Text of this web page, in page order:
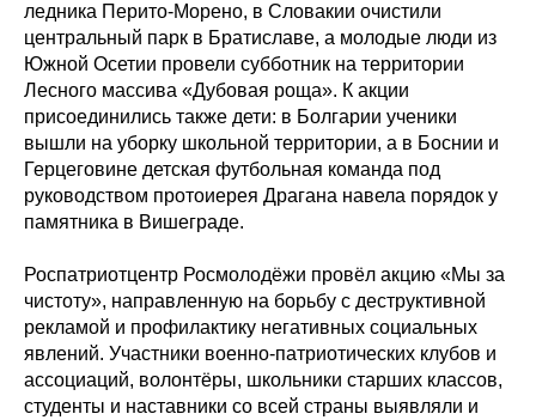
ледника Перито-Морено, в Словакии очистили
центральный парк в Братиславе, а молодые люди из
Южной Осетии провели субботник на территории
Лесного массива «Дубовая роща». К акции
присоединились также дети: в Болгарии ученики
вышли на уборку школьной территории, а в Боснии и
Герцеговине детская футбольная команда под
руководством протоиерея Драгана навела порядок у
памятника в Вишеграде.
Роспатриотцентр Росмолодёжи провёл акцию «Мы за
чистоту», направленную на борьбу с деструктивной
рекламой и профилактику негативных социальных
явлений. Участники военно-патриотических клубов и
ассоциаций, волонтёры, школьники старших классов,
студенты и наставники со всей страны выявляли и